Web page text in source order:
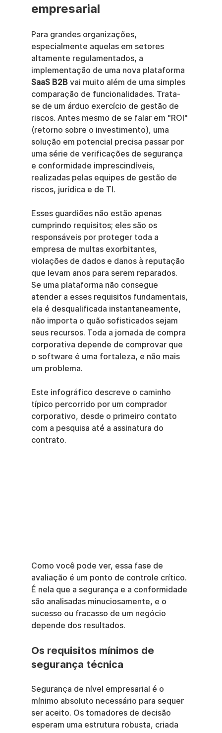
empresarial
Para grandes organizações,
especialmente aquelas em setores
altamente regulamentados, a
implementação de uma nova plataforma
SaaS B2B vai muito além de uma simples
comparação de funcionalidades. Trata-
se de um árduo exercício de gestão de
riscos. Antes mesmo de se falar em "ROI"
(retorno sobre o investimento), uma
solução em potencial precisa passar por
uma série de verificações de segurança
e conformidade imprescindíveis,
realizadas pelas equipes de gestão de
riscos, jurídica e de TI.
Esses guardiões não estão apenas
cumprindo requisitos; eles são os
responsáveis por proteger toda a
empresa de multas exorbitantes,
violações de dados e danos à reputação
que levam anos para serem reparados.
Se uma plataforma não consegue
atender a esses requisitos fundamentais,
ela é desqualificada instantaneamente,
não importa o quão sofisticados sejam
seus recursos. Toda a jornada de compra
corporativa depende de comprovar que
o software é uma fortaleza, e não mais
um problema.
Este infográfico descreve o caminho
típico percorrido por um comprador
corporativo, desde o primeiro contato
com a pesquisa até a assinatura do
contrato.
Como você pode ver, essa fase de
avaliação é um ponto de controle crítico.
É nela que a segurança e a conformidade
são analisadas minuciosamente, e o
sucesso ou fracasso de um negócio
depende dos resultados.
Os requisitos mínimos de
segurança técnica
Segurança de nível empresarial é o
mínimo absoluto necessário para sequer
ser aceito. Os tomadores de decisão
esperam uma estrutura robusta, criada